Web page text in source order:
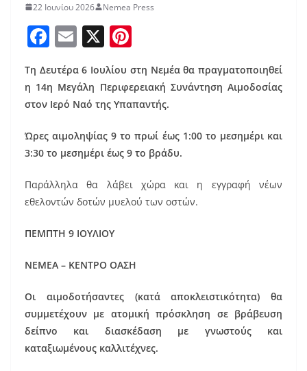
22 Ιουνίου 2026 Nemea Press
F
c
e
o
o
k
E
ai
l
X
er
e
Τη Δευτέρα 6 Ιουλίου στη Νεμέα θα πραγματοποιηθεί
η 14η Μεγάλη Περιφερειακή Συνάντηση Αιμοδοσίας
στον Ιερό Ναό της Υπαπαντής.
Ώρες αιμοληψίας 9 το πρωί έως 1:00 το μεσημέρι και
3:30 το μεσημέρι έως 9 το βράδυ.
Παράλληλα θα λάβει χώρα και η εγγραφή νέων
εθελοντών δοτών μυελού των οστών.
ΠΕΜΠΤΗ 9 ΙΟΥΛΙΟΥ
ΝΕΜΕΑ – ΚΕΝΤΡΟ ΟΑΣΗ
Οι αιμοδοτήσαντες (κατά αποκλειστικότητα) θα
συμμετέχουν με ατομική πρόσκληση σε βράβευση
δείπνο και διασκέδαση με γνωστούς και
καταξιωμένους καλλιτέχνες.